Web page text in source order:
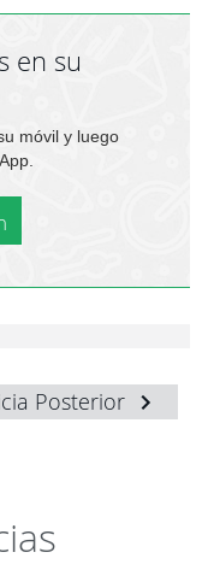
en su
móvil y luego
Posterior